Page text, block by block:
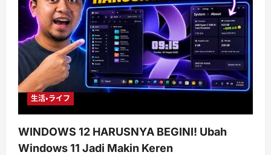
生活・ライフ
WINDOWS 12 HARUSNYA BEGINI! Ubah
Windows 11 Jadi Makin Keren